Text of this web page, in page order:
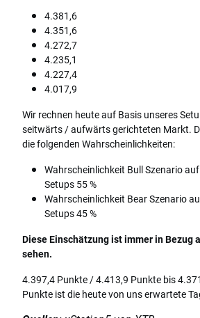
4.381,6
4.351,6
4.272,7
4.235,1
4.227,4
4.017,9
Wir rechnen heute auf Basis unseres
seitwärts / aufwärts gerichteten Markt.
die folgenden Wahrscheinlichkeiten:
Wahrscheinlichkeit Bull Szenario
Setups 55 %
Wahrscheinlichkeit Bear Szenario
Setups 45 %
Diese Einschätzung ist immer in Bezug
sehen.
4.397,4 Punkte / 4.413,9 Punkte bis
Punkte ist die heute von uns erwartete